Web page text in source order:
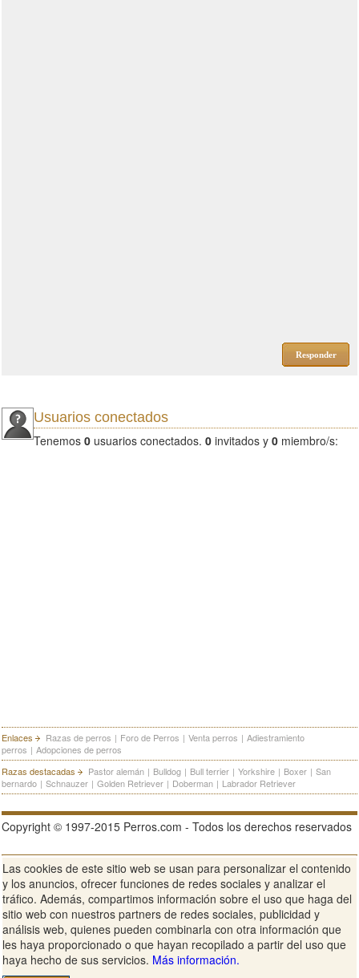
Responder
Usuarios conectados
Tenemos 0 usuarios conectados. 0 invitados y 0 miembro/s:
Enlaces Razas de perros | Foro de Perros | Venta perros | Adiestramiento
perros | Adopciones de perros
Razas destacadas
Pastor alemán | Bulldog | Bull terrier | Yorkshire | Boxer | San
bernardo | Schnauzer | Golden Retriever | Doberman | Labrador Retriever
Copyright © 1997-2015 Perros.com - Todos los derechos reservados
Publicidad en Perros.com | Contacte | Aviso Legal Política de
privacidad | Condiciones de uso
Ver sitio web completo
Las cookies de este sitio web se usan para personalizar el contenido
y los anuncios, ofrecer funciones de redes sociales y analizar el
tráfico. Además, compartimos información sobre el uso que haga del
sitio web con nuestros partners de redes sociales, publicidad y
análisis web, quienes pueden combinarla con otra información que
les haya proporcionado o que hayan recopilado a partir del uso que
haya hecho de sus servicios. Más información.